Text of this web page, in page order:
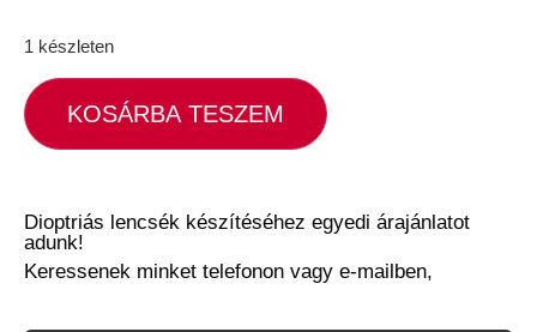
1 készleten
KOSÁRBA TESZEM
Dioptriás lencsék készítéséhez egyedi árajánlatot
adunk!
Keressenek minket telefonon vagy e-mailben,